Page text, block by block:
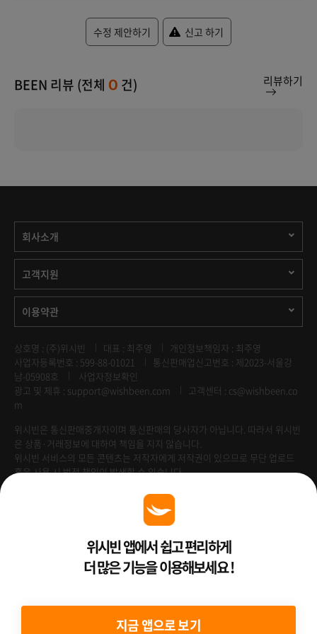
수정 제안하기 신고 하기
BEEN 리뷰 (전체 0 건) 리뷰하기
회사소개
고객지원
이용약관
상호명 : (주)위시빈 대표 : 최주영
개인정보책임자 : 최주영
사업자등록번호 : 599-88-01021
통신판매업신고번호 : 제2023-서울강
남-05908호
사업자정보확인
광고 및 제휴 : support@wishbeen.com
고객센터 : cs@wishbeen.co
m
위시빈은 통신판매중개자이며 통신판매의 당사자가 아닙니다. 따라서 위시빈
은 상품·거래정보에 대하여 책임을 지지 않습니다.
위시빈 서비스의 모든 콘텐츠는 저작자에게 저작권이 있으므로 무단 업로드
혹은 사용 시 법적 책임이 발생할 수 있습니다.
Venture Enterprise위시빈 앱에서 쉽고 편리하게
더 많은 기능을 이용해보세요 !
지금 앱으로 보기